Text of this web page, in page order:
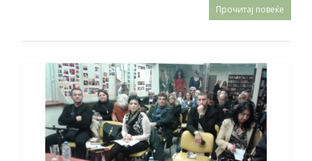
Прочитај повеќе